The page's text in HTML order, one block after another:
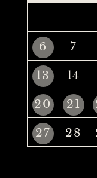
6
7
13
14
20
21
27
28